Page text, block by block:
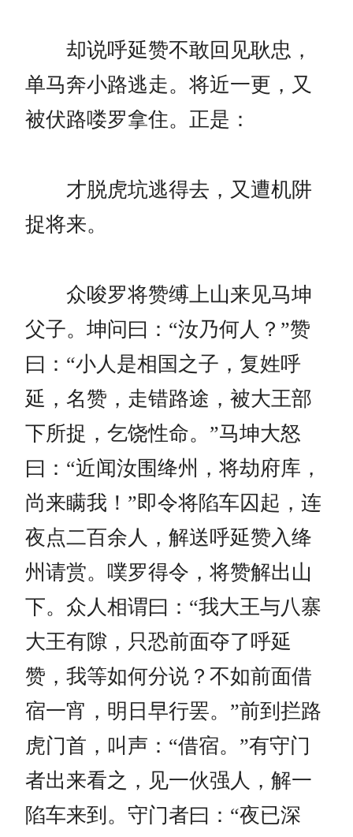
却说呼延赞不敢回见耿忠，
单马奔小路逃走。将近一更，又
被伏路喽罗拿住。正是：
才脱虎坑逃得去，又遭机阱
捉将来。
众唆罗将赞缚上山来见马坤
父子。坤问曰：“汝乃何人？”赞
曰：“小人是相国之子，复姓呼
延，名赞，走错路途，被大王部
下所捉，乞饶性命。”马坤大怒
曰：“近闻汝围绛州，将劫府库，
尚来瞒我！”即令将陷车囚起，连
夜点二百余人，解送呼延赞入绛
州请赏。噗罗得令，将赞解出山
下。众人相谓曰：“我大王与八寨
大王有隙，只恐前面夺了呼延
赞，我等如何分说？不如前面借
宿一宵，明日早行罢。”前到拦路
虎门首，叫声：“借宿。”有守门
者出来看之，见一伙强人，解一
陷车来到。守门者曰：“夜已深